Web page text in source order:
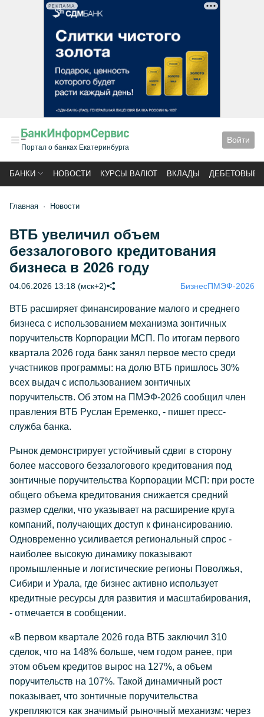
РЕКЛАМА
Портал о банках Екатеринбурга
Войти
БАНКИ НОВОСТИ КУРСЫ ВАЛЮТ ВКЛАДЫ ДЕБЕТОВЫЕ
Главная Новости
ВТБ увеличил объем
беззалогового кредитования
бизнеса в 2026 году
04.06.2026 13:18 (мск+2) БизнесПМЭФ-2026
ВТБ расширяет финансирование малого и среднего
бизнеса с использованием механизма зонтичных
поручительств Корпорации МСП. По итогам первого
квартала 2026 года банк занял первое место среди
участников программы: на долю ВТБ пришлось 30%
всех выдач с использованием зонтичных
поручительств. Об этом на ПМЭФ-2026 сообщил член
правления ВТБ Руслан Еременко, - пишет пресс-
служба банка.
Рынок демонстрирует устойчивый сдвиг в сторону
более массового беззалогового кредитования под
зонтичные поручительства Корпорации МСП: при росте
общего объема кредитования снижается средний
размер сделки, что указывает на расширение круга
компаний, получающих доступ к финансированию.
Одновременно усиливается региональный спрос -
наиболее высокую динамику показывают
промышленные и логистические регионы Поволжья,
Сибири и Урала, где бизнес активно использует
кредитные ресурсы для развития и масштабирования,
- отмечается в сообщении.
«В первом квартале 2026 года ВТБ заключил 310
сделок, что на 148% больше, чем годом ранее, при
этом объем кредитов вырос на 127%, а объем
поручительств на 107%. Такой динамичный рост
показывает, что зонтичные поручительства
укрепляются как значимый рыночный механизм: через